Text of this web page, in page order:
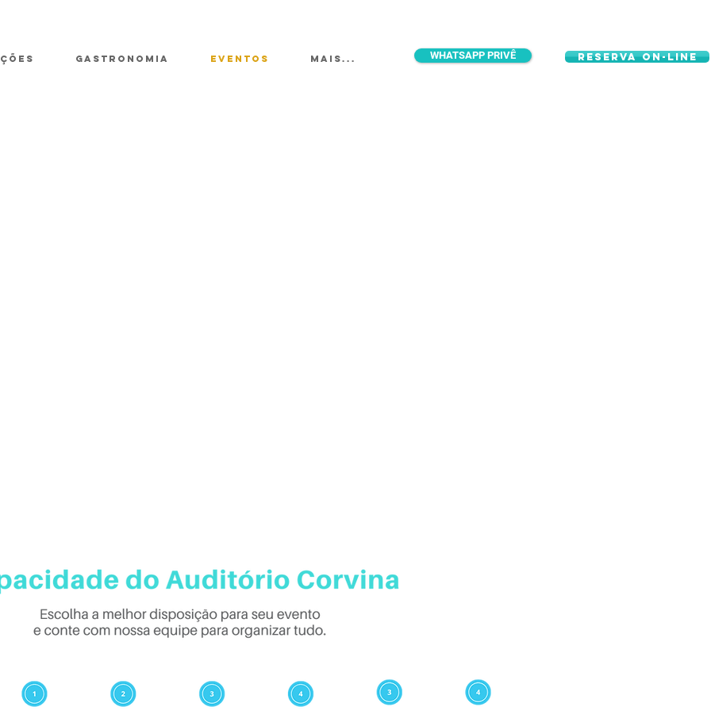
GASTRONOMIA EVENTOS Mais... WHATSAPP PRIVÊ RESERVA ON-LINE